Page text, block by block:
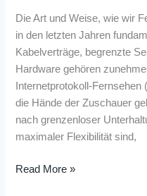
Die Art und Weise, wie wir
in den letzten Jahren
Kabelverträge, begrenzte
Hardware gehören
Internetprotokoll-
die Hände der Zuschauer
nach grenzenloser
maximaler Flexibilität sind,
Read More »